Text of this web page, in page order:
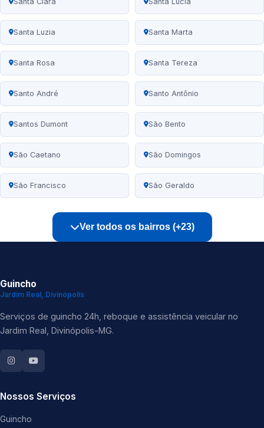
Santa Luzia Santa Marta
Santa Rosa Santa Tereza
Santo André Santo Antônio
Santos Dumont São Bento
São Caetano São Domingos
São Francisco São Geraldo
Ver todos os bairros (+23)
Guincho
Jardim Real, Divinópolis
Serviços de guincho 24h, reboque e assistência veicular no
Jardim Real, Divinópolis-MG.
Nossos Serviços
Guincho